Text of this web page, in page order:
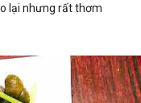
lại nhưng rất thơm